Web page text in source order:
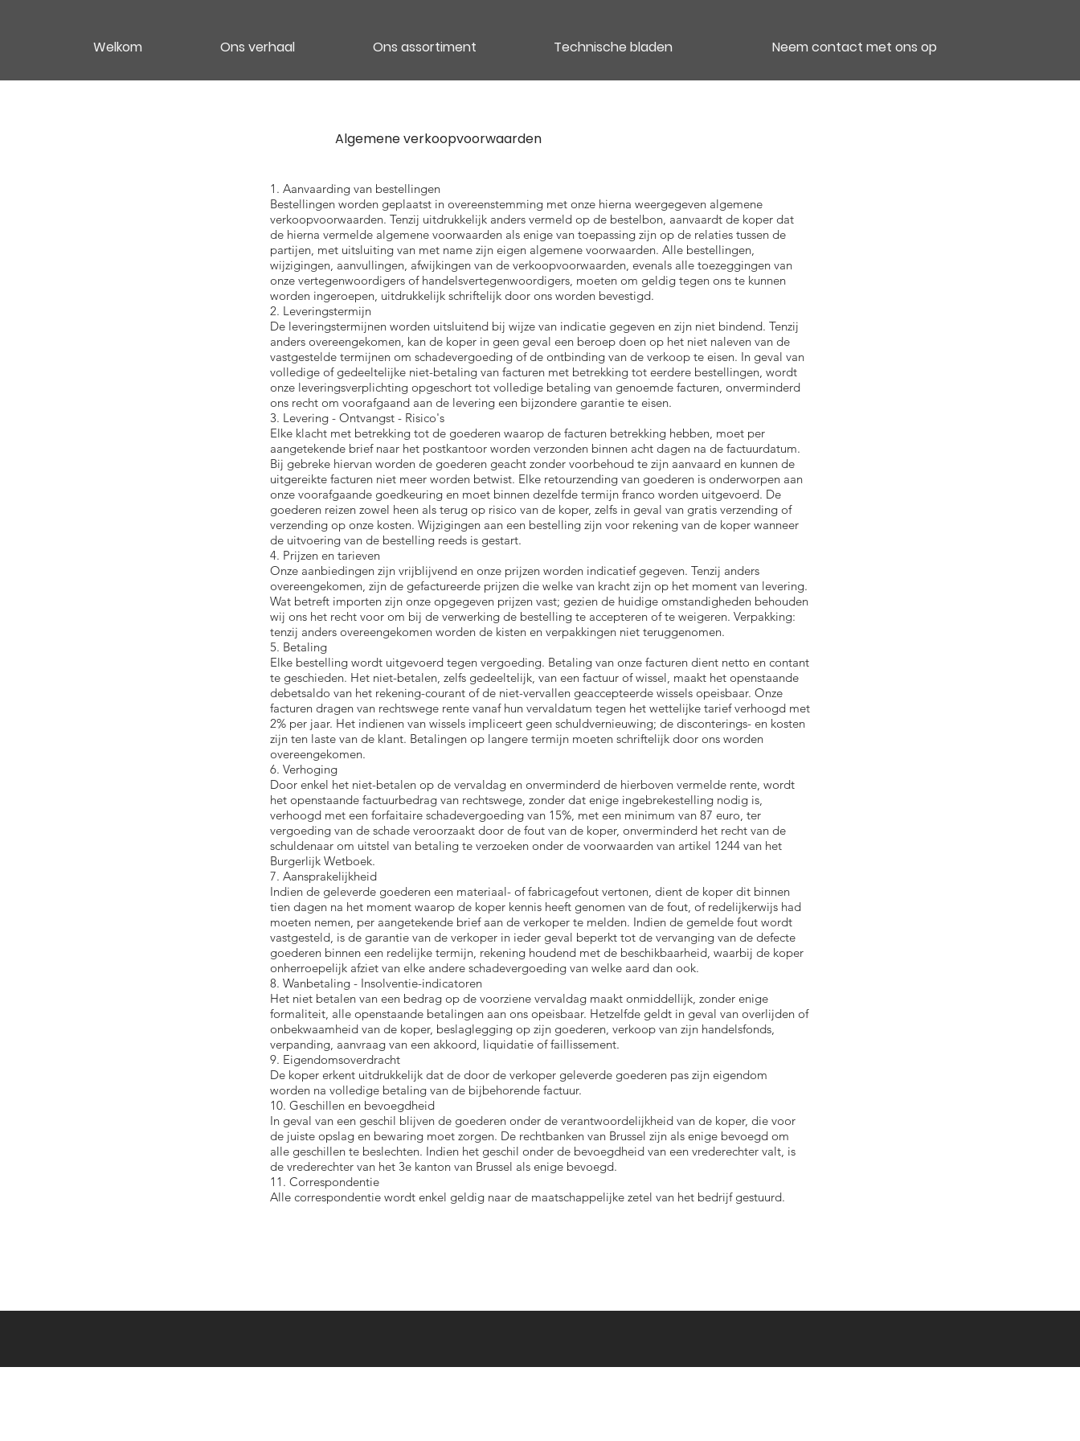
Welkom Ons verhaal Ons assortiment Technische bladen Neem contact met ons op
Algemene verkoopvoorwaarden
1. Aanvaarding van bestellingen
Bestellingen worden geplaatst in overeenstemming met onze hierna weergegeven algemene
verkoopvoorwaarden. Tenzij uitdrukkelijk anders vermeld op de bestelbon, aanvaardt de koper dat
de hierna vermelde algemene voorwaarden als enige van toepassing zijn op de relaties tussen de
partijen, met uitsluiting van met name zijn eigen algemene voorwaarden. Alle bestellingen,
wijzigingen, aanvullingen, afwijkingen van de verkoopvoorwaarden, evenals alle toezeggingen van
onze vertegenwoordigers of handelsvertegenwoordigers, moeten om geldig tegen ons te kunnen
worden ingeroepen, uitdrukkelijk schriftelijk door ons worden bevestigd.
2. Leveringstermijn
De leveringstermijnen worden uitsluitend bij wijze van indicatie gegeven en zijn niet bindend. Tenzij
anders overeengekomen, kan de koper in geen geval een beroep doen op het niet naleven van de
vastgestelde termijnen om schadevergoeding of de ontbinding van de verkoop te eisen. In geval van
volledige of gedeeltelijke niet-betaling van facturen met betrekking tot eerdere bestellingen, wordt
onze leveringsverplichting opgeschort tot volledige betaling van genoemde facturen, onverminderd
ons recht om voorafgaand aan de levering een bijzondere garantie te eisen.
3. Levering - Ontvangst - Risico's
Elke klacht met betrekking tot de goederen waarop de facturen betrekking hebben, moet per
aangetekende brief naar het postkantoor worden verzonden binnen acht dagen na de factuurdatum.
Bij gebreke hiervan worden de goederen geacht zonder voorbehoud te zijn aanvaard en kunnen de
uitgereikte facturen niet meer worden betwist. Elke retourzending van goederen is onderworpen aan
onze voorafgaande goedkeuring en moet binnen dezelfde termijn franco worden uitgevoerd. De
goederen reizen zowel heen als terug op risico van de koper, zelfs in geval van gratis verzending of
verzending op onze kosten. Wijzigingen aan een bestelling zijn voor rekening van de koper wanneer
de uitvoering van de bestelling reeds is gestart.
4. Prijzen en tarieven
Onze aanbiedingen zijn vrijblijvend en onze prijzen worden indicatief gegeven. Tenzij anders
overeengekomen, zijn de gefactureerde prijzen die welke van kracht zijn op het moment van levering.
Wat betreft importen zijn onze opgegeven prijzen vast; gezien de huidige omstandigheden behouden
wij ons het recht voor om bij de verwerking de bestelling te accepteren of te weigeren. Verpakking:
tenzij anders overeengekomen worden de kisten en verpakkingen niet teruggenomen.
5. Betaling
Elke bestelling wordt uitgevoerd tegen vergoeding. Betaling van onze facturen dient netto en contant
te geschieden. Het niet-betalen, zelfs gedeeltelijk, van een factuur of wissel, maakt het openstaande
debetsaldo van het rekening-courant of de niet-vervallen geaccepteerde wissels opeisbaar. Onze
facturen dragen van rechtswege rente vanaf hun vervaldatum tegen het wettelijke tarief verhoogd met
2% per jaar. Het indienen van wissels impliceert geen schuldvernieuwing; de disconterings- en kosten
zijn ten laste van de klant. Betalingen op langere termijn moeten schriftelijk door ons worden
overeengekomen.
6. Verhoging
Door enkel het niet-betalen op de vervaldag en onverminderd de hierboven vermelde rente, wordt
het openstaande factuurbedrag van rechtswege, zonder dat enige ingebrekestelling nodig is,
verhoogd met een forfaitaire schadevergoeding van 15%, met een minimum van 87 euro, ter
vergoeding van de schade veroorzaakt door de fout van de koper, onverminderd het recht van de
schuldenaar om uitstel van betaling te verzoeken onder de voorwaarden van artikel 1244 van het
Burgerlijk Wetboek.
7. Aansprakelijkheid
Indien de geleverde goederen een materiaal- of fabricagefout vertonen, dient de koper dit binnen
tien dagen na het moment waarop de koper kennis heeft genomen van de fout, of redelijkerwijs had
moeten nemen, per aangetekende brief aan de verkoper te melden. Indien de gemelde fout wordt
vastgesteld, is de garantie van de verkoper in ieder geval beperkt tot de vervanging van de defecte
goederen binnen een redelijke termijn, rekening houdend met de beschikbaarheid, waarbij de koper
onherroepelijk afziet van elke andere schadevergoeding van welke aard dan ook.
8. Wanbetaling - Insolventie-indicatoren
Het niet betalen van een bedrag op de voorziene vervaldag maakt onmiddellijk, zonder enige
formaliteit, alle openstaande betalingen aan ons opeisbaar. Hetzelfde geldt in geval van overlijden of
onbekwaamheid van de koper, beslaglegging op zijn goederen, verkoop van zijn handelsfonds,
verpanding, aanvraag van een akkoord, liquidatie of faillissement.
9. Eigendomsoverdracht
De koper erkent uitdrukkelijk dat de door de verkoper geleverde goederen pas zijn eigendom
worden na volledige betaling van de bijbehorende factuur.
10. Geschillen en bevoegdheid
In geval van een geschil blijven de goederen onder de verantwoordelijkheid van de koper, die voor
de juiste opslag en bewaring moet zorgen. De rechtbanken van Brussel zijn als enige bevoegd om
alle geschillen te beslechten. Indien het geschil onder de bevoegdheid van een vrederechter valt, is
de vrederechter van het 3e kanton van Brussel als enige bevoegd.
11. Correspondentie
Alle correspondentie wordt enkel geldig naar de maatschappelijke zetel van het bedrijf gestuurd.
Contacteer ons !
Algemene verkoopvoorwaarden